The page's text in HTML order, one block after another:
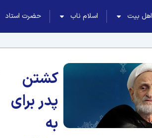
اهل بیت اسلام ناب حضرت استاد
كشتن
پدر براى
به